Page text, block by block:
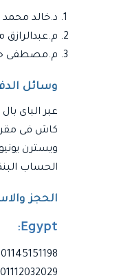
د.خالد محمد
م.عبدالرازق
م.مصطفى
وسائل
عبر الباى بال paypal
كاش فى
ويسترن
الحساب
الحجز
Egypt: